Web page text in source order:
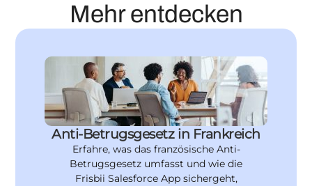
Mehr entdecken
Anti-Betrugsgesetz in Frankreich
Erfahre, was das französische Anti-
Betrugsgesetz umfasst und wie die
Frisbii Salesforce App sichergeht,